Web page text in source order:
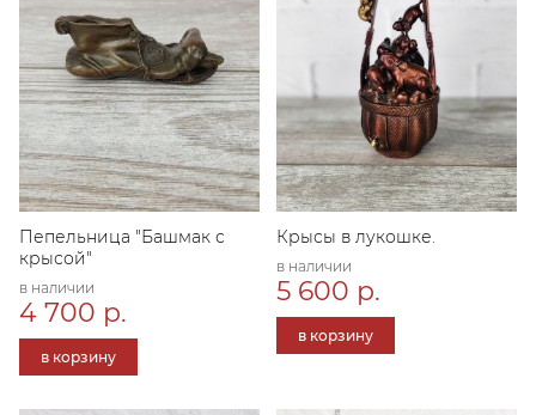
Пепельница "Башмак с
крысой"
в наличии
4 700 р.
в корзину
Крысы в лукошке.
в наличии
5 600 р.
в корзину